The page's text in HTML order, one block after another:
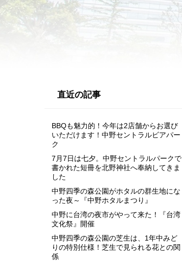
直近の記事
BBQも魅力的！今年は2店舗からお選び
いただけます！中野セントラルビアパー
ク
7月7日は七夕。中野セントラルパークで
書かれた短冊を北野神社へ奉納してきま
した
中野四季の森公園がホタルの群生地にな
った夜～『中野ホタルまつり』
中野に台湾の夜市がやって来た！『台湾
文化祭』開催
中野四季の森公園の芝生は、1年中みど
りの特別仕様！芝生で見られる花との関
係